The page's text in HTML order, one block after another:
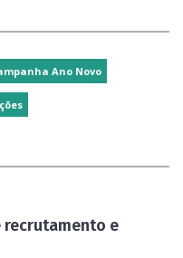
Ano Novo
recrutamento e